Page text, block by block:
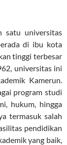
satu universitas
di ibu kota
tinggi terbesar
universitas ini
Kamerun.
program studi
hukum, hingga
termasuk salah
pendidikan
yang baik,